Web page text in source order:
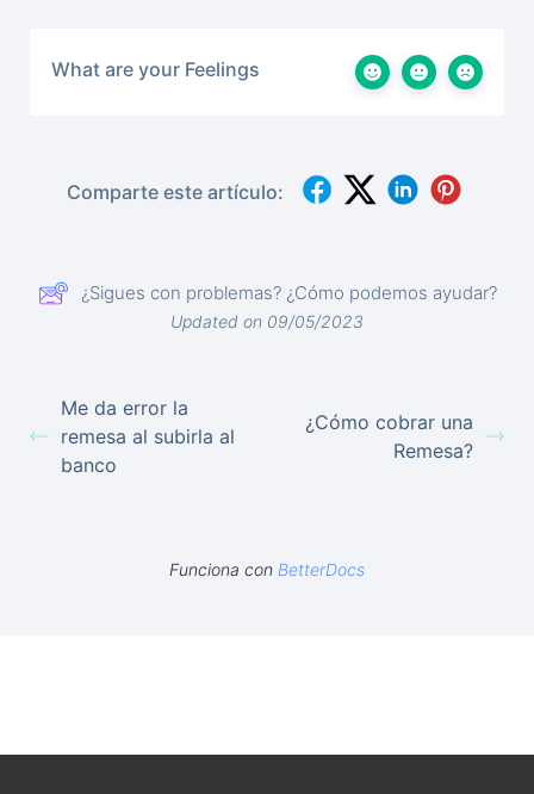
What are your Feelings
Comparte este artículo:
¿Sigues con problemas? ¿Cómo podemos ayudar?
Updated on 09/05/2023
Me da error la
remesa al subirla al
banco
¿Cómo cobrar una
Remesa?
Funciona con BetterDocs